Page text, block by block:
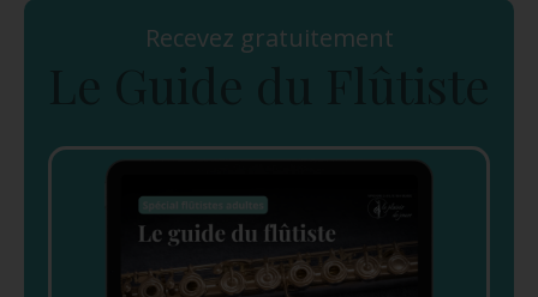
Recevez gratuitement